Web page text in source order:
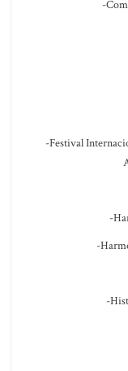
-
-Festival
-
-
-